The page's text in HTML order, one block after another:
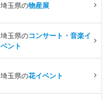
埼玉県の物産展
埼玉県のコンサート・音楽イ
ベント
埼玉県の花イベント